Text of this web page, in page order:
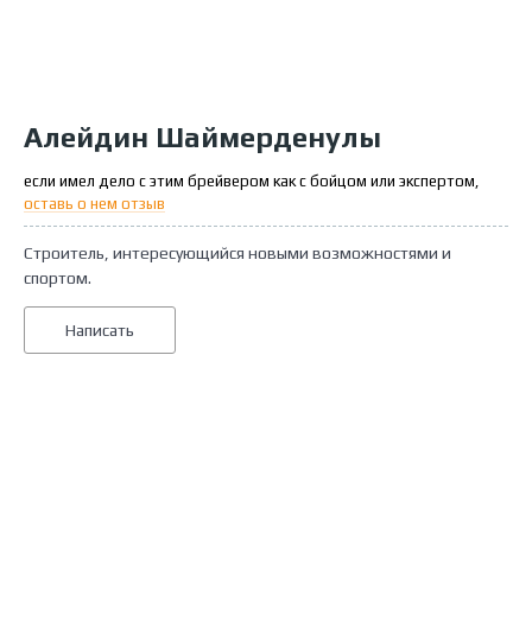
Алейдин Шаймерденулы
если имел дело с этим брейвером как с бойцом или экспертом,
оставь о нем отзыв
Строитель, интересующийся новыми возможностями и
спортом.
Написать